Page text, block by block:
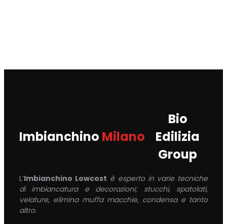
Imbianchino Milano
Bio
Edilizia
Group
L’Imbianchino Lowcost è esperto in varie tecniche
di imbiancatura e decorazioni; stucchi, spatolati,
velature, elimina muffa macchie, condensa e tanto
altro.